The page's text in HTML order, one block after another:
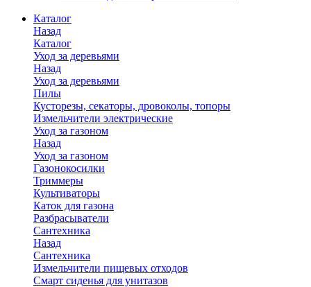
Каталог
Назад
Каталог
Уход за деревьями
Назад
Уход за деревьями
Пилы
Кусторезы, секаторы, дровоколы, топоры
Измельчители электрические
Уход за газоном
Назад
Уход за газоном
Газонокосилки
Триммеры
Культиваторы
Каток для газона
Разбрасыватели
Сантехника
Назад
Сантехника
Измельчители пищевых отходов
Смарт сиденья для унитазов